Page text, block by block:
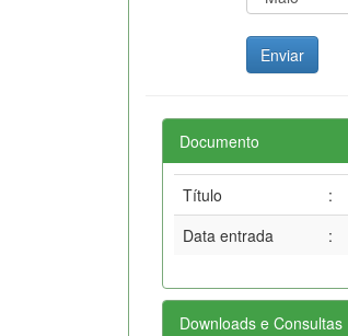
Documento
Título :
Data entrada
:
Downloads e Consultas